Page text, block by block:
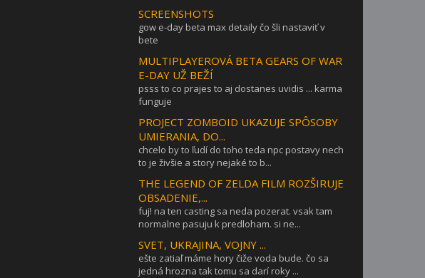
SCREENSHOTS
gow e-day beta max detaily čo šli nastaviť v
bete
MULTIPLAYEROVÁ BETA GEARS OF WAR
E-DAY UŽ BEŽÍ
psss to co prajes to aj dostanes uvidis ... karma
funguje
PROJECT ZOMBOID UKAZUJE SPÔSOBY
UMIERANIA, DO...
chcelo by to ľudí do toho teda npc postavy nech
to je živšie a story nejaké to b...
THE LEGEND OF ZELDA FILM ROZŠIRUJE
OBSADENIE,...
fuj! na ten casting sa neda pozerat. vsak tam
normalne pasuju k predloham. si ne...
SVET, UKRAJINA, VOJNY ...
ešte zatiaľ máme hory čiže voda bude. čo sa
jedná hrozna tak tomu sa darí roky ...